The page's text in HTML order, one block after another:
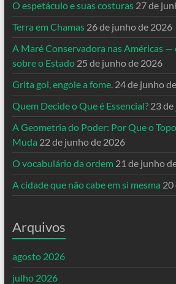
O espetáculo e suas costuras 27 de
Terra em Chamas 26 de junho de 2026
A Maré Conservadora nas Américas —
sobre o Estado 25 de junho de 2026
Grita gol, engole a fome. 24 de junho
Quem Decide o Que é Essencial? 23
A Geometria do Poder: Por Que o
Muda 22 de junho de 2026
O vocabulário da ordem 21 de junho
A cidade que não cabe em si mesma 20
Arquivos
agosto 2026
julho 2026